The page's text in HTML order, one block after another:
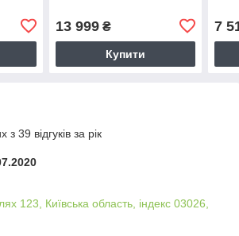
13 999₴
Купити
7
39 відгуків за рік
123, Київська область, індекс 03026,